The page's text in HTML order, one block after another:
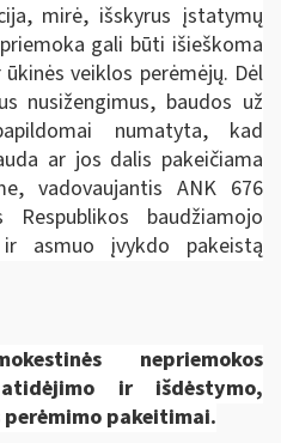
mirė, išskyrus įstatymų
gali būti išieškoma
veiklos perėmėjų. Dėl
nusižengimus, baudos už
numatyta, kad
ar jos dalis pakeičiama
vadovaujantis ANK 676
baudžiamojo
asmuo įvykdo pakeistą
nepriemokos
ir išdėstymo,
pakeitimai.